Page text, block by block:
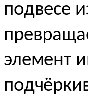
подвесе
элемент